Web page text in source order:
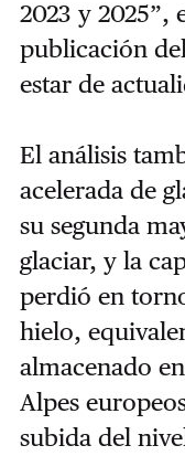
2023 y 2025”,
publicación
estar de
El análisis
acelerada de
su segunda
glaciar, y la
perdió en
hielo,
almacenado
Alpes
subida del